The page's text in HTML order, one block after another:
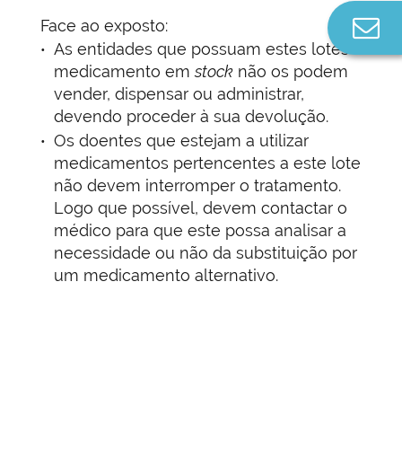
Face ao exposto:
As entidades que possuam estes lotes de
medicamento emstock não os podem
vender, dispensar ou administrar,
devendo proceder à sua devolução.
Os doentes que estejam a utilizar
medicamentos pertencentes a este lote
não devem interromper o tratamento.
Logo que possível, devem contactar o
médico para que este possa analisar a
necessidade ou não da substituição por
um medicamento alternativo.